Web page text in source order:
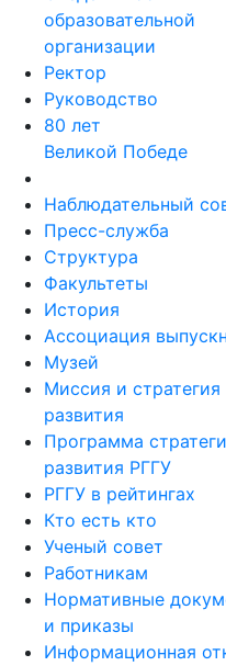
образовательной
организации
Ректор
Руководство
80 лет
Великой Победе
Наблюдательный
Пресс-служба
Структура
Факультеты
История
Ассоциация
Музей
Миссия и стратегия
развития
Программа
развития РГГУ
РГГУ в рейтингах
Кто есть кто
Ученый совет
Работникам
Нормативные
и приказы
Информационная